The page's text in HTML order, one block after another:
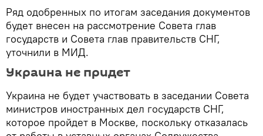
Ряд одобренных по итогам заседания документов
будет внесен на рассмотрение Совета глав
государств и Совета глав правительств СНГ,
уточнили в МИД.
Украина не придет
Украина не будет участвовать в заседании Совета
министров иностранных дел государств СНГ,
которое пройдет в Москве, поскольку отказалась